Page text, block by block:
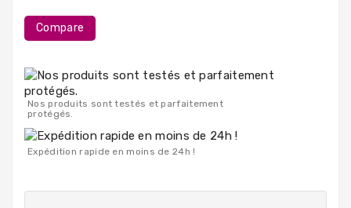
Destockage
Compare
Nos produits sont testés et parfaitement
protégés.
Expédition rapide en moins de 24h !